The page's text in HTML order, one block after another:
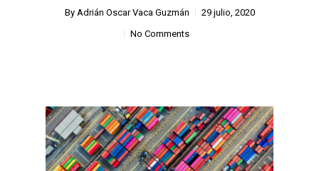
By Adrián Oscar Vaca Guzmán
29 julio, 2020
No Comments